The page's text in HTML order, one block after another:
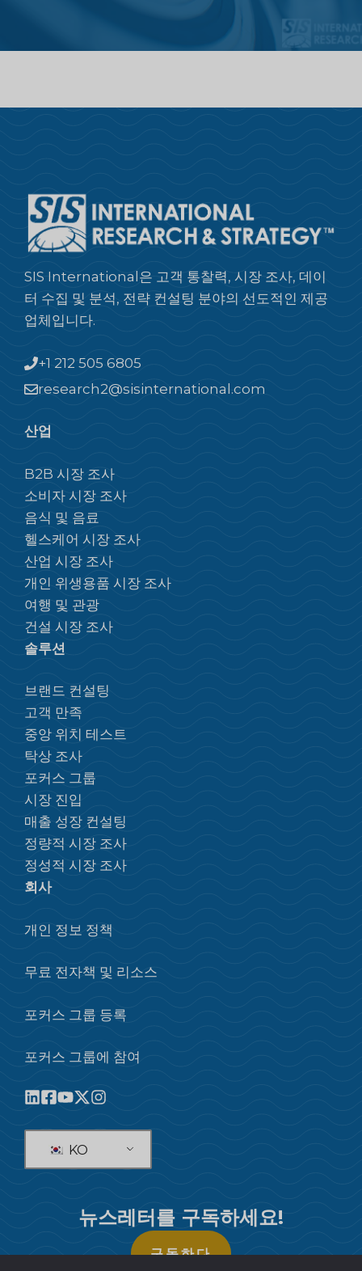
SIS International은 고객 통찰력, 시장 조사, 데이
터 수집 및 분석, 전략 컨설팅 분야의 선도적인 제공
업체입니다.
+1 212 505 6805
research2@sisinternational.com
산업
B2B 시장 조사
소비자 시장 조사
음식 및 음료
헬스케어 시장 조사
산업 시장 조사
개인 위생용품 시장 조사
여행 및 관광
건설 시장 조사
솔루션
브랜드 컨설팅
고객 만족
중앙 위치 테스트
탁상 조사
포커스 그룹
시장 진입
매출 성장 컨설팅
정량적 시장 조사
정성적 시장 조사
회사
개인 정보 정책
무료 전자책 및 리소스
포커스 그룹 등록
포커스 그룹에 참여
KO
뉴스레터를 구독하세요!
구독하다